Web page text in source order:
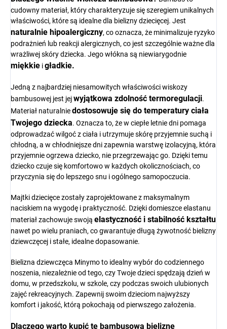
cudowny materiał, który charakteryzuje się szeregiem unikalnych
właściwości, które są idealne dla bielizny dziecięcej. Jest
naturalnie hipoalergiczny, co oznacza, że minimalizuje ryzyko
podrażnień lub reakcji alergicznych, co jest szczególnie ważne dla
wrażliwej skóry dziecka. Jego włókna są niewiarygodnie
miękkie igładkie.
Jedną z najbardziej niesamowitych właściwości wiskozy
bambusowej jest jejwyjątkowa zdolność termoregulacji.
Materiał naturalniedostosowuje się do temperatury ciała
Twojego dziecka. Oznacza to, że w ciepłe letnie dni pomaga
odprowadzać wilgoć z ciała i utrzymuje skórę przyjemnie suchą i
chłodną, ​​a w chłodniejsze dni zapewnia warstwę izolacyjną, która
przyjemnie ogrzewa dziecko, nie przegrzewając go. Dzięki temu
dziecko czuje się komfortowo w każdych okolicznościach, co
przyczynia się do lepszego snu i ogólnego samopoczucia.
Majtki dziecięce zostały zaprojektowane z maksymalnym
naciskiem na wygodę i praktyczność. Dzięki domieszce elastanu
materiał zachowuje swoją elastyczność i stabilność kształtu
nawet po wielu praniach, co gwarantuje długą żywotność bielizny
dziewczęcej i stałe, idealne dopasowanie.
Bielizna dziewczęca Minymo to idealny wybór do codziennego
noszenia, niezależnie od tego, czy Twoje dzieci spędzają dzień w
domu, w przedszkolu, w szkole, czy podczas swoich ulubionych
zajęć rekreacyjnych. Zapewnij swoim dzieciom najwyższy
komfort i jakość, którą pokochają od pierwszego założenia.
Dlaczego warto kupić tę bambusową bieliznę